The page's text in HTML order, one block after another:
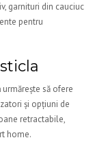
garnituri din cauciuc
pentru
urmărește să ofere
și opțiuni de
retractabile,
home.